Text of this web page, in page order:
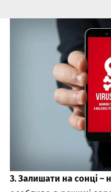
3. Залишати на сонці –